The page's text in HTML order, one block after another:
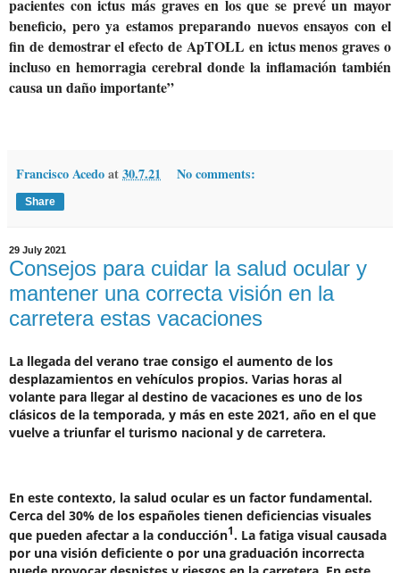
pacientes con ictus más graves en los que se prevé un mayor
beneficio, pero ya estamos preparando nuevos ensayos con el
fin de demostrar el efecto de ApTOLL en ictus menos graves o
incluso en hemorragia cerebral donde la inflamación también
causa un daño importante”
Francisco Acedoat30.7.21 No comments:
Share
29 July 2021
Consejos para cuidar la salud ocular y
mantener una correcta visión en la
carretera estas vacaciones
La llegada del verano trae consigo el aumento de los
desplazamientos en vehículos propios. Varias horas al
volante para llegar al destino de vacaciones es uno de los
clásicos de la temporada, y más en este 2021, año en el que
vuelve a triunfar el turismo nacional y de carretera.
En este contexto, la salud ocular es un factor fundamental.
Cerca del 30% de los españoles tienen deficiencias visuales
que pueden afectar a la conducción1. La fatiga visual causada
por una visión deficiente o por una graduación incorrecta